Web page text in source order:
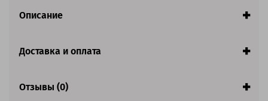
Ресурс:7 000 страниц формата А4 при 5%
Совместим с аппаратами
Описание
Доставка и оплата
Отзывы (0)